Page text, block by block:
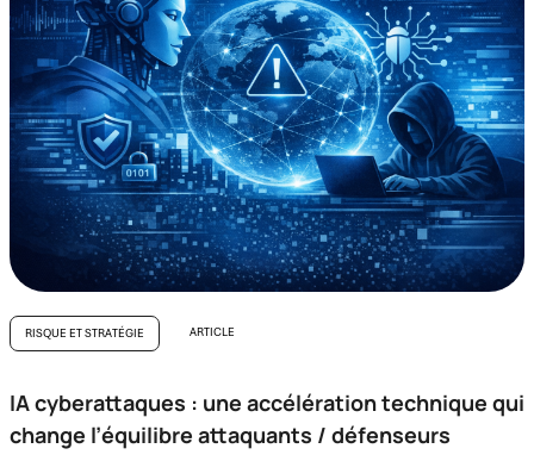
RISQUE ET STRATÉGIE ARTICLE
IA cyberattaques : une accélération technique qui
change l’équilibre attaquants / défenseurs